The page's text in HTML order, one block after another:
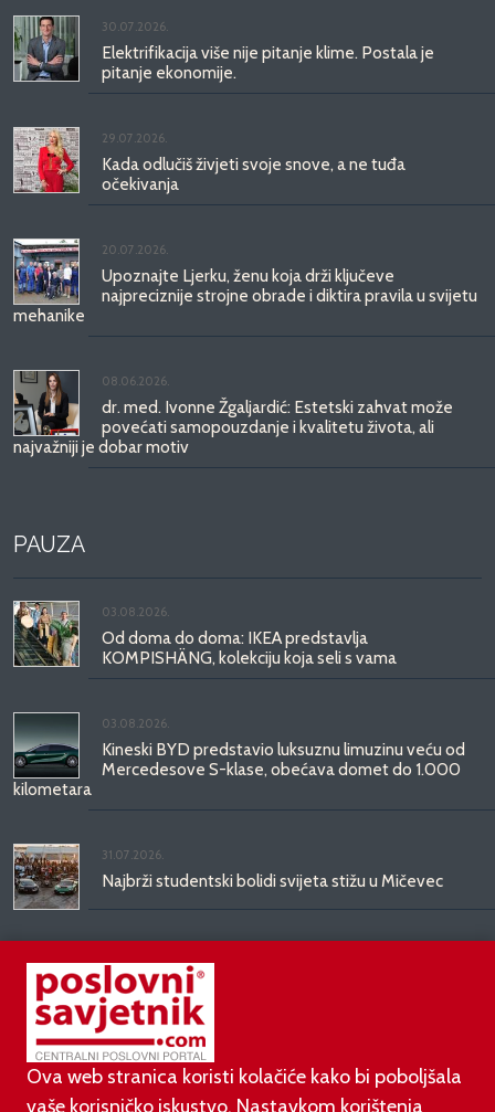
30.07.2026.
Elektrifikacija više nije pitanje klime. Postala je
pitanje ekonomije.
29.07.2026.
Kada odlučiš živjeti svoje snove, a ne tuđa
očekivanja
20.07.2026.
Upoznajte Ljerku, ženu koja drži ključeve
najpreciznije strojne obrade i diktira pravila u svijetu
mehanike
08.06.2026.
dr. med. Ivonne Žgaljardić: Estetski zahvat može
povećati samopouzdanje i kvalitetu života, ali
najvažniji je dobar motiv
PAUZA
03.08.2026.
Od doma do doma: IKEA predstavlja
KOMPISHÄNG, kolekciju koja seli s vama
03.08.2026.
Kineski BYD predstavio luksuznu limuzinu veću od
Mercedesove S-klase, obećava domet do 1.000
kilometara
31.07.2026.
Najbrži studentski bolidi svijeta stižu u Mičevec
Divote Cosmetics predstavlja Hince: novo poglavlje
korejske ljepote stiže u Hrvatsku
Ova web stranica koristi kolačiće kako bi poboljšala
vaše korisničko iskustvo. Nastavkom korištenja